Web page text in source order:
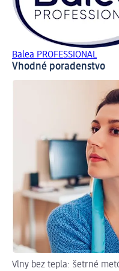
Balea PROFESSIONAL
Vhodné poradenstvo
Vlny bez tepla: šetrné